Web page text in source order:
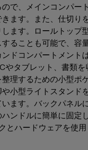
で、メインコンパー
ます。また、仕切り
ます。ロールトップ
ることも可能で、容
ドコンパートメントは
やタブレット、書類を
理するための小型ポ
小型ライトスタンド
ます。バックパネル
ンドルに簡単に固定
とハードウェアを使用